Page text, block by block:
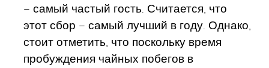
– самый частый гость. Считается, что
этот сбор – самый лучший в году. Однако,
стоит отметить, что поскольку время
пробуждения чайных побегов в